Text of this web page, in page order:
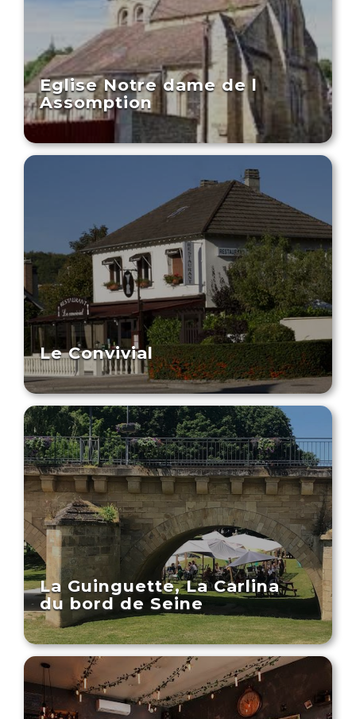
Eglise Notre dame de l
Assomption
Le Convivial
La Guinguette, La Carlina
du bord de Seine